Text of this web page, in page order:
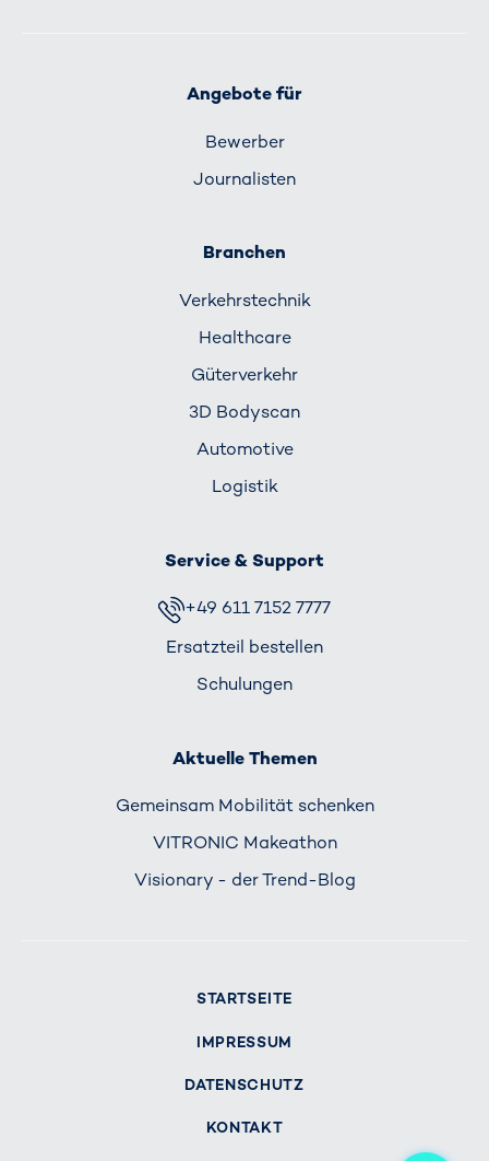
Angebote für
Bewerber
Journalisten
Branchen
Verkehrs­technik
Healthcare
Güterverkehr
3D Bodyscan
Automotive
Logistik
Service & Support
+49 611 7152 7777
Ersatzteil bestellen
Schulungen
Aktuelle Themen
Gemeinsam Mobilität schenken
VITRONIC Makeathon
Visionary - der Trend-Blog
STARTSEITE
IMPRESSUM
DATENSCHUTZ
KONTAKT